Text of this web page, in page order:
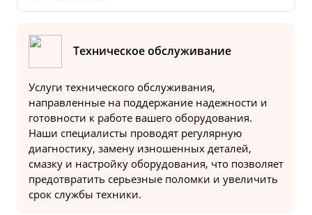
Техническое обслуживание
Услуги технического обслуживания,
направленные на поддержание надежности и
готовности к работе вашего оборудования.
Наши специалисты проводят регулярную
диагностику, замену изношенных деталей,
смазку и настройку оборудования, что позволяет
предотвратить серьезные поломки и увеличить
срок службы техники.